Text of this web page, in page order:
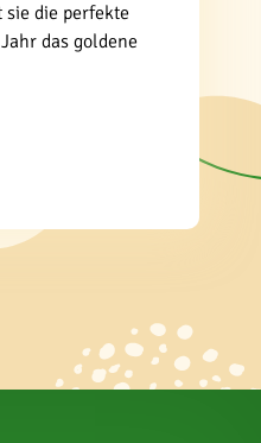
sie die perfekte
das goldene